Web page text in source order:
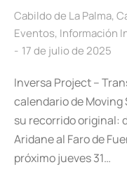
Cabildo de La Palma,
Eventos, Información
17 de julio de 2025
Inversa Project –
calendario de
su recorrido original:
Aridane al Faro de
próximo jueves 31…